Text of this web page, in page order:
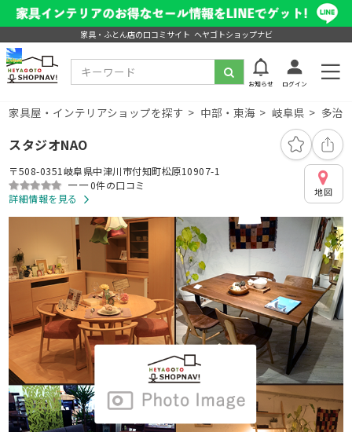
家具・ふとん店の口コミサイト ヘヤゴトショップナビ
お知らせ ログイン
家具屋・インテリアショップを探す 中部・東海 岐阜県 多治
スタジオNAO
〒508-0351岐阜県中津川市付知町松原10907-1
ーー0件の口コミ
詳細情報を見る
地図